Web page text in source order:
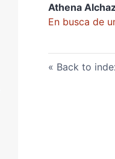
Athena
En busca de
Back to